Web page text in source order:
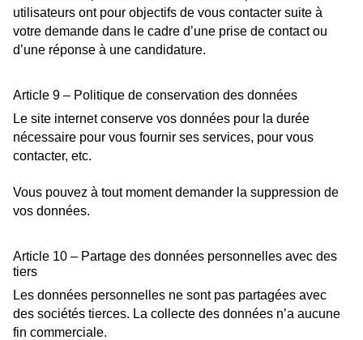
utilisateurs ont pour objectifs de vous contacter suite à
votre demande dans le cadre d’une prise de contact ou
d’une réponse à une candidature.
Article 9 – Politique de conservation des données
Le site internet conserve vos données pour la durée
nécessaire pour vous fournir ses services, pour vous
contacter, etc.
Vous pouvez à tout moment demander la suppression de
vos données.
Article 10 – Partage des données personnelles avec des
tiers
Les données personnelles ne sont pas partagées avec
des sociétés tierces. La collecte des données n’a aucune
fin commerciale.